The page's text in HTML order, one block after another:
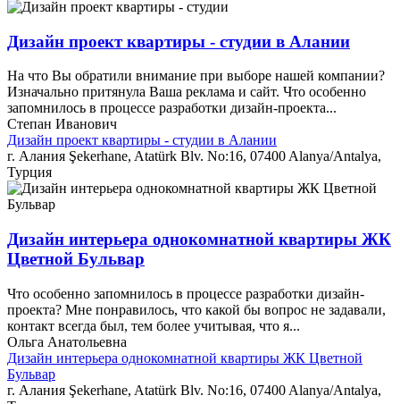
Дизайн проект квартиры - студии в Алании
На что Вы обратили внимание при выборе нашей компании?
Изначально притянула Ваша реклама и сайт. Что особенно
запомнилось в процессе разработки дизайн-проекта...
Степан Иванович
Дизайн проект квартиры - студии в Алании
г. Алания Şekerhane, Atatürk Blv. No:16, 07400 Alanya/Antalya,
Турция
Дизайн интерьера однокомнатной квартиры ЖК
Цветной Бульвар
Что особенно запомнилось в процессе разработки дизайн-
проекта? Мне понравилось, что какой бы вопрос не задавали,
контакт всегда был, тем более учитывая, что я...
Ольга Анатольевна
Дизайн интерьера однокомнатной квартиры ЖК Цветной
Бульвар
г. Алания Şekerhane, Atatürk Blv. No:16, 07400 Alanya/Antalya,